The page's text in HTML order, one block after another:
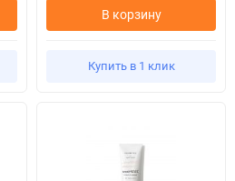
В корзину
Купить в 1 клик